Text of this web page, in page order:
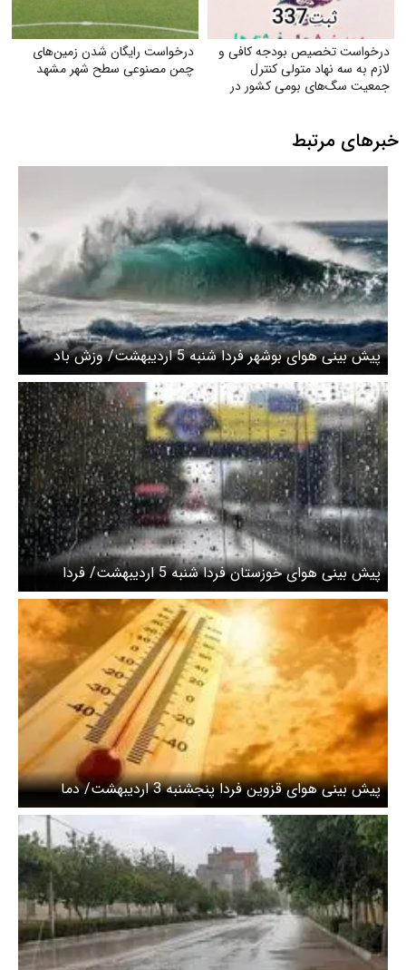
درخواست تخصیص بودجه کافی و
لازم به سه نهاد متولی کنترل
جمعیت سگ‌های بومی کشور در
درخواست رایگان شدن زمین‌های
چمن مصنوعی سطح شهر مشهد
خبرهای مرتبط
پیش بینی هوای بوشهر فردا شنبه 5 اردیبهشت/ وزش باد
نسبتاً شدید در سواحل
پیش بینی هوای خوزستان فردا شنبه 5 اردیبهشت/ فردا
سامانه بارشی وارد استان می‌شود
پیش بینی هوای قزوین فردا پنجشنبه 3 اردیبهشت/ دما
افزایشی می شود